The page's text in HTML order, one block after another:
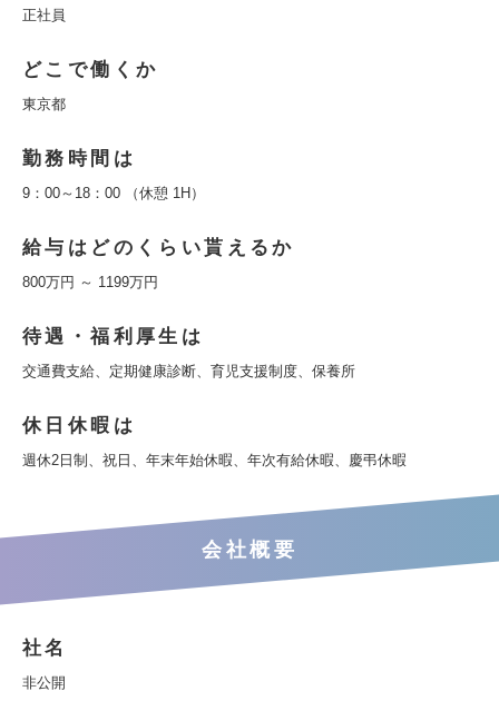
正社員
どこで働くか
東京都
勤務時間は
9：00～18：00 （休憩 1H）
給与はどのくらい貰えるか
800万円 ～ 1199万円
待遇・福利厚生は
交通費支給、定期健康診断、育児支援制度、保養所
休日休暇は
週休2日制、祝日、年末年始休暇、年次有給休暇、慶弔休暇
会社概要
社名
非公開